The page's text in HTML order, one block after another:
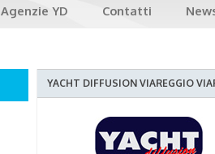
Agenzie YD Contatti
YACHT DIFFUSION VIAREGGIO